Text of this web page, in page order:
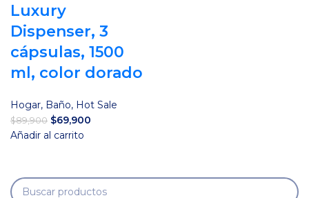
Luxury
Dispenser, 3
cápsulas, 1500
ml, color dorado
Hogar, Baño, Hot Sale
$89,900 El
precio
$89,900.
$69,900
$69,900.
Añadir al carrito